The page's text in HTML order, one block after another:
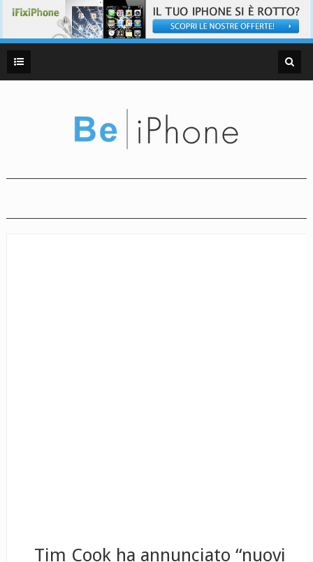
Tim Cook ha annunciato “nuovi